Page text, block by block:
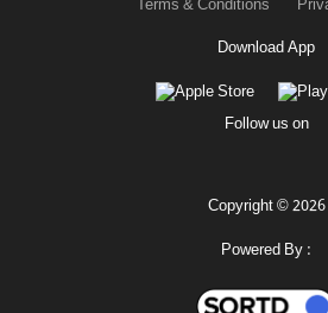
Terms & Conditions
Download App
Follow us on
Copyright © 2026
Powered By :